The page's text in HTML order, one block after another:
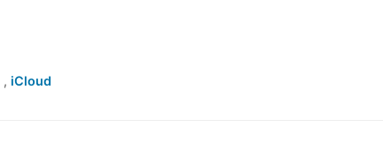
, iCloud